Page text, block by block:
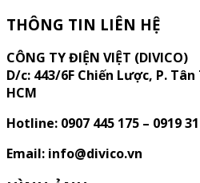
THÔNG TIN LIÊN HỆ
CÔNG TY ĐIỆN VIỆT (DIVICO)
D/c: 443/6F Chiến Lược, P.
HCM
Hotline: 0907 445 175 – 0919
Email: info@divico.vn